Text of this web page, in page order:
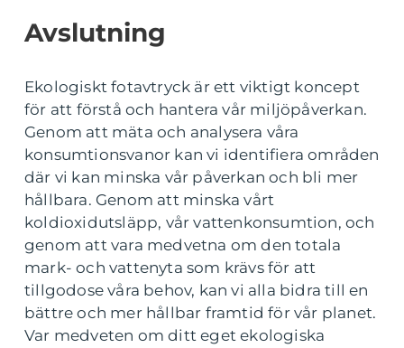
Avslutning
Ekologiskt fotavtryck är ett viktigt koncept
för att förstå och hantera vår miljöpåverkan.
Genom att mäta och analysera våra
konsumtionsvanor kan vi identifiera områden
där vi kan minska vår påverkan och bli mer
hållbara. Genom att minska vårt
koldioxidutsläpp, vår vattenkonsumtion, och
genom att vara medvetna om den totala
mark- och vattenyta som krävs för att
tillgodose våra behov, kan vi alla bidra till en
bättre och mer hållbar framtid för vår planet.
Var medveten om ditt eget ekologiska